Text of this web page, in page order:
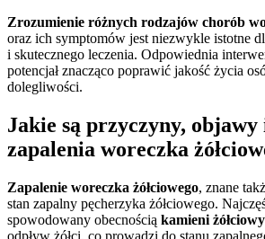
Zrozumienie różnych rodzajów chorób
oraz ich symptomów jest niezwykle istotne
i skutecznego leczenia. Odpowiednia
potencjał znacząco poprawić jakość życia
dolegliwości.
Jakie są przyczyny, objawy
zapalenia woreczka
Zapalenie woreczka żółciowego, znane
stan zapalny pęcherzyka żółciowego.
spowodowany obecnością kamieni
odpływ żółci, co prowadzi do stanu